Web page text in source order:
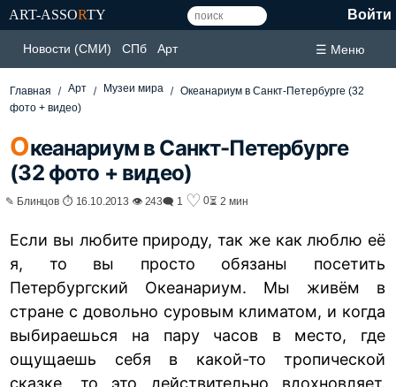
ART-ASSORTY Войти
Новости (СМИ) СПб Арт ☰ Меню
Главная Арт Музеи мира
Океанариум в Санкт-Петербурге (32
фото + видео)
Океанариум в Санкт-Петербурге
(32 фото + видео)
✎ Блинцов ⏱ 16.10.2013 👁 243🗨 1 ♡ 0⏳ 2 мин
Если вы любите природу, так же как люблю её
я, то вы просто обязаны посетить
Петербургский Океанариум. Мы живём в
стране с довольно суровым климатом, и когда
выбираешься на пару часов в место, где
ощущаешь себя в какой-то тропической
сказке, то это действительно вдохновляет.